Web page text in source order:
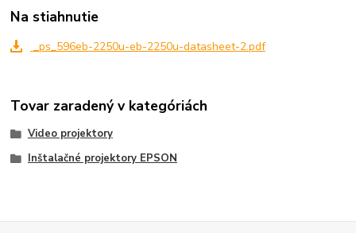
Na stiahnutie
_ps_596eb-2250u-eb-2250u-datasheet-2.pdf
Tovar zaradený v kategóriách
Video projektory
Inštalačné projektory EPSON